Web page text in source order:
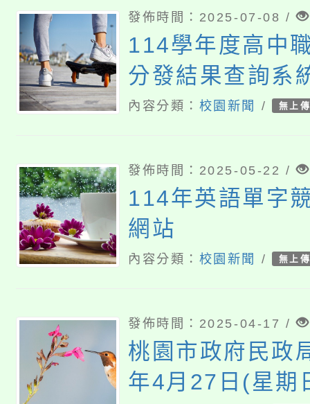
發佈時間：2025-07-08 /
114學年度高中
分發結果查詢系
內容分類： 校園新聞 / 無上
發佈時間：2025-05-22 /
114年英語單字
網站
內容分類： 校園新聞 / 無上
發佈時間：2025-04-17 /
桃園市政府民政
年4月27日(星期